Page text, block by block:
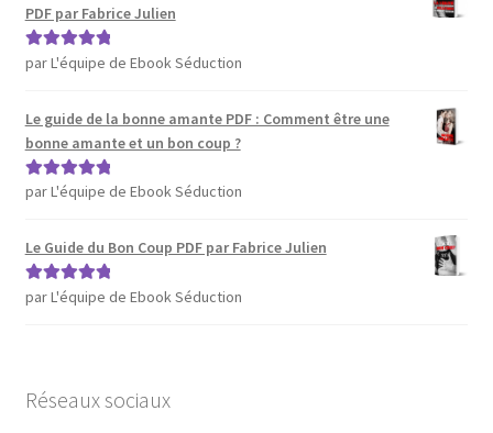
PDF par Fabrice Julien
Note5sur 5
par L'équipe de Ebook Séduction
Le guide de la bonne amante PDF : Comment être une
bonne amante et un bon coup ?
Note5sur 5
par L'équipe de Ebook Séduction
Le Guide du Bon Coup PDF par Fabrice Julien
Note5sur 5
par L'équipe de Ebook Séduction
Réseaux sociaux